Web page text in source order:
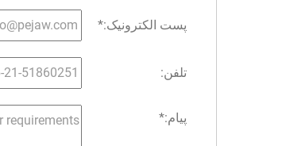
پست الکترونیک:*
تلفن:
پیام:*